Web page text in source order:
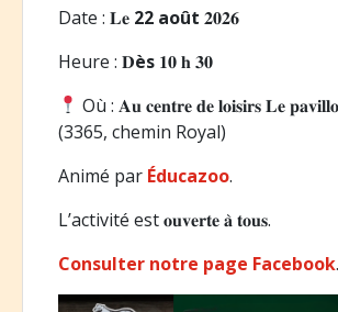
Date : 𝐋𝐞 22 août 𝟐𝟎𝟐𝟔
Heure : 𝐃ès 𝟏𝟎 𝐡 𝟑𝟎
Où : 𝐀𝐮 𝐜𝐞𝐧𝐭𝐫𝐞 𝐝𝐞 𝐥𝐨𝐢𝐬𝐢𝐫𝐬 𝐋𝐞
(3365, chemin Royal)
Animé par Éducazoo.
L’activité est 𝐨𝐮𝐯𝐞𝐫𝐭𝐞 𝐚̀ 𝐭𝐨𝐮𝐬.
Consulter notre page Facebook.